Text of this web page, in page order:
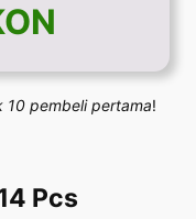
10 pembeli pertama!
Pcs